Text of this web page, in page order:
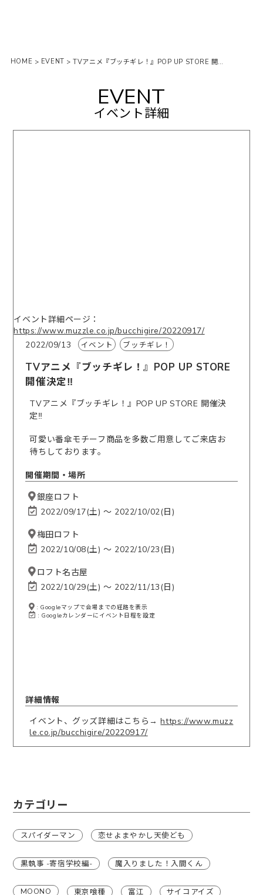
HOME > EVENT > TVアニメ『ブッチギレ！』POP UP STORE 開催決定‼️
EVENT
イベント詳細
イベント詳細ページ：
https://www.muzzle.co.jp/bucchigire/20220917/
2022/09/13
イベント ブッチギレ！
TVアニメ『ブッチギレ！』POP UP STORE
開催決定‼️
TVアニメ『ブッチギレ！』POP UP STORE 開催決
定‼️
可愛い番傘モチーフ商品を多数ご用意してご来店お
待ちしております。
開催期間・場所
銀座ロフト
2022/09/17(土) 〜 2022/10/02(日)
梅田ロフト
2022/10/08(土) 〜 2022/10/23(日)
ロフト名古屋
2022/10/29(土) 〜 2022/11/13(日)
: Googleマップで会場までの経路を表示
: Googleカレンダーにイベント日程を設定
詳細情報
イベント、グッズ詳細はこちら→https://www.muzz
le.co.jp/bucchigire/20220917/
カテゴリー
スパイダーマン 恋せよまやかし天使ども
黒執事 -寄宿学校編- 魔入りました！入間くん
MOONO 東京喰種 富江 サイコアイズ